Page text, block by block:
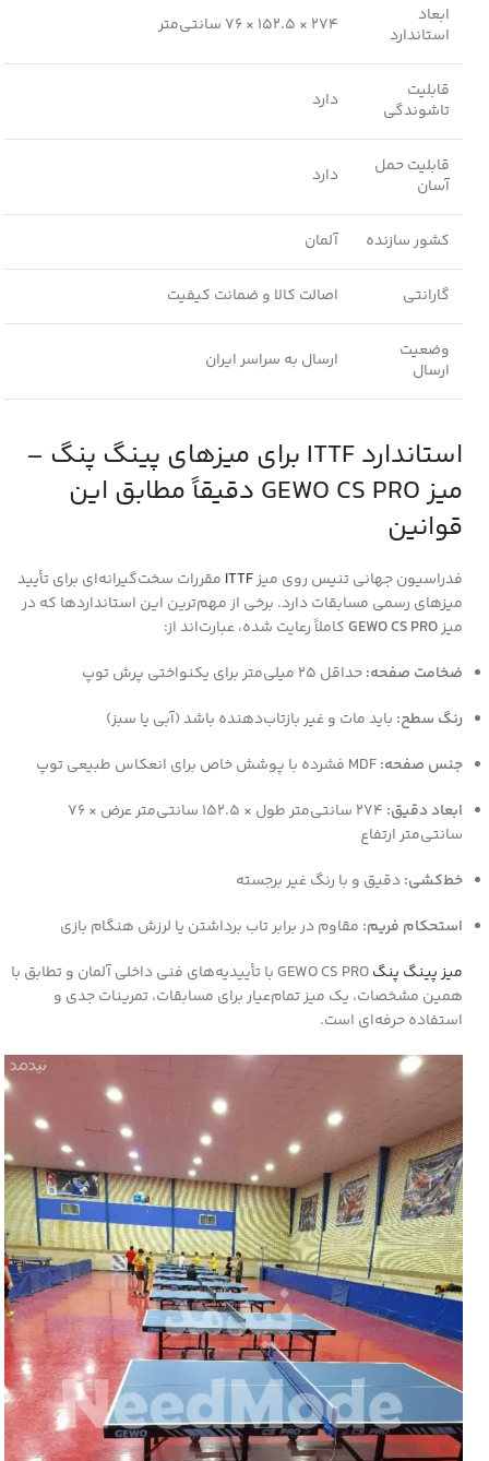
ابعاد
استاندارد
274 × 152.5 × 76 سانتی‌متر
قابلیت
تاشوندگی
دارد
قابلیت حمل
آسان
دارد
کشور سازنده آلمان
گارانتی اصالت کالا و ضمانت کیفیت
وضعیت
ارسال
ارسال به سراسر ایران
استاندارد ITTF برای میزهای پینگ پنگ –
میز GEWO CS PRO دقیقاً مطابق این
قوانین
فدراسیون جهانی تنیس روی میزITTF مقررات سخت‌گیرانه‌ای برای تأیید
میزهای رسمی مسابقات دارد. برخی از مهم‌ترین این استانداردها که در
میزGEWO CS PROکاملاً رعایت شده، عبارت‌اند از:
ضخامت صفحه:حداقل ۲۵ میلی‌متر برای یکنواختی پرش توپ
رنگ سطح: باید مات و غیر بازتاب‌دهنده باشد (آبی یا سبز)
جنس صفحه:
ابعاد دقیق:
۲۷۴ سانتی‌متر طول × ۱۵۲.۵ سانتی‌متر عرض × ۷۶
سانتی‌متر ارتفاع
خط‌کشی:دقیق و با رنگ غیر برجسته
استحکام فریم: مقاوم در برابر تاب برداشتن یا لرزش هنگام بازی
میز پینگ پنگ
GEWO CS PRO با تأییدیه‌های فنی داخلی آلمان و تطابق با
همین مشخصات، یک میز تمام‌عیار برای مسابقات، تمرینات جدی و
استفاده حرفه‌ای است.